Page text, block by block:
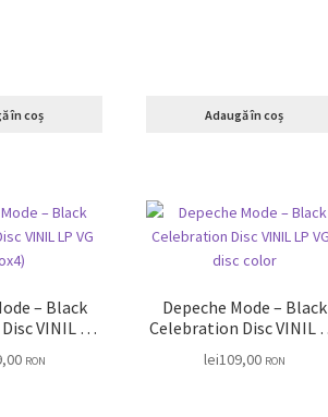
în coș Adaugă în coș
– Black
RON
Depeche Mode – Black
Celebration Disc VINIL LP
lei109,00 RON